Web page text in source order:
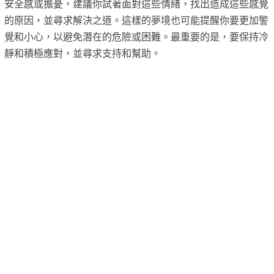
安全感或擔憂，建議你試著面對這些情緒，找出造成這些感覺
的原因，並尋求解決之道。這樣的夢境也可能提醒你要更加警
覺和小心，以避免潛在的危險或困難。最重要的是，要保持冷
靜和積極應對，並尋求支持和幫助。